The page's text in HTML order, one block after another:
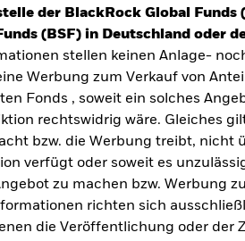
UMFRAGE ZUR
steht es um
der BlackRock Global Funds
(BSF) in Deutschland oder
stellen keinen Anlage-
Werbung zum Verkauf von
Fonds , soweit ein solches
rechtswidrig wäre. Gleiches
bzw. die Werbung treibt, nicht
verfügt oder soweit es
zu machen bzw. Werbung
richten sich
die Veröffentlichung oder der